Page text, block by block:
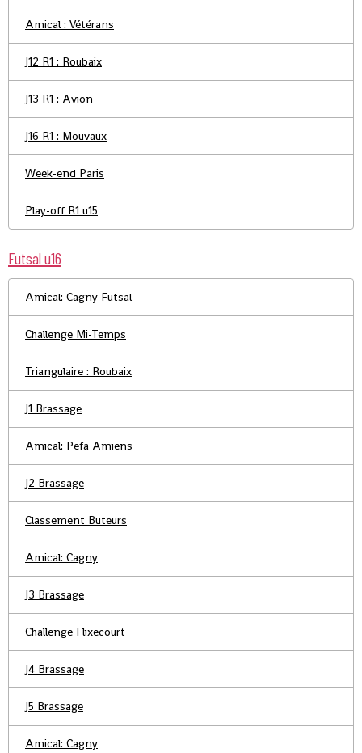
Amical : Vétérans
J12 R1 : Roubaix
J13 R1 : Avion
J16 R1 : Mouvaux
Week-end Paris
Play-off R1 u15
Futsal u16
Amical: Cagny Futsal
Challenge Mi-Temps
Triangulaire : Roubaix
J1 Brassage
Amical: Pefa Amiens
J2 Brassage
Classement Buteurs
Amical: Cagny
J3 Brassage
Challenge Flixecourt
J4 Brassage
J5 Brassage
Amical: Cagny